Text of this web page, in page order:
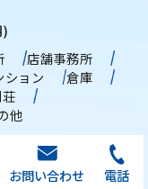
店舗事務所
ション
倉庫
他
融資相談
お問い合わせ 電話